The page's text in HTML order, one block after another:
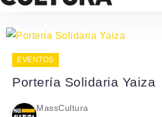
EVENTOS
Portería Solidaria Yaiza
MassCultura